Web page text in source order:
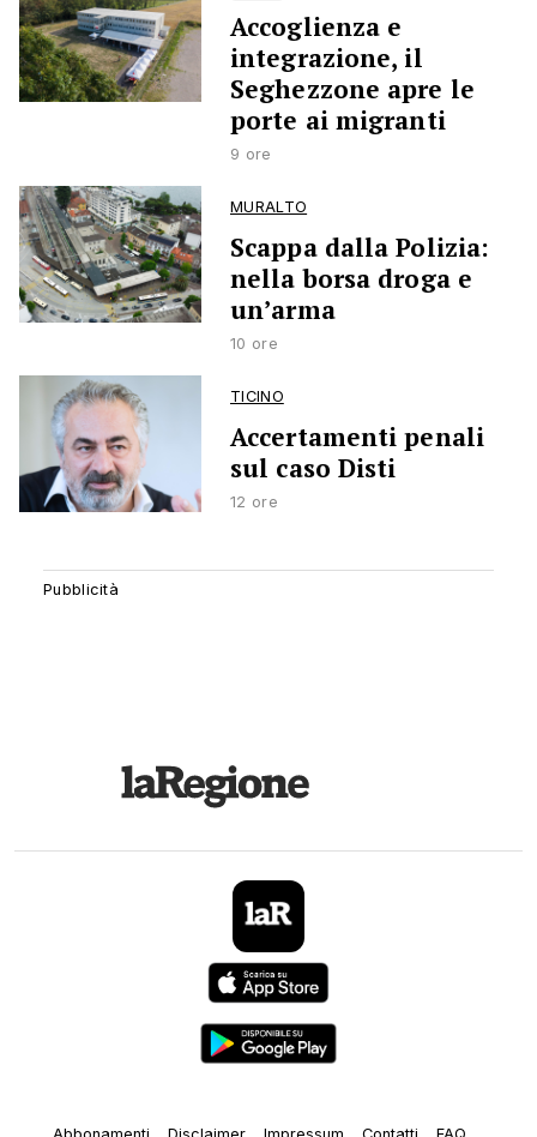
Accoglienza e
integrazione, il
Seghezzone apre le
porte ai migranti
9 ore
MURALTO
Scappa dalla Polizia:
nella borsa droga e
un’arma
10 ore
TICINO
Accertamenti penali
sul caso Disti
12 ore